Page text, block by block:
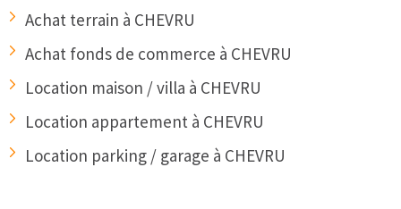
Achat terrain à CHEVRU
Achat fonds de commerce à CHEVRU
Location maison / villa à CHEVRU
Location appartement à CHEVRU
Location parking / garage à CHEVRU